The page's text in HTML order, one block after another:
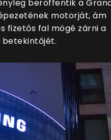
beröffentik a
motorját, ám
fizetős fal mögé zárni a
betekintőjét.